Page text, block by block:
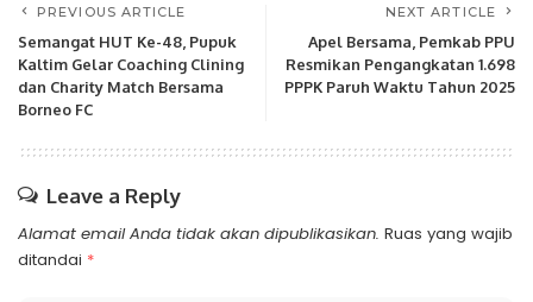
PREVIOUS ARTICLE
Semangat HUT Ke-48, Pupuk
Kaltim Gelar Coaching Clining
dan Charity Match Bersama
Borneo FC
NEXT ARTICLE
Apel Bersama, Pemkab PPU
Resmikan Pengangkatan 1.698
PPPK Paruh Waktu Tahun 2025
Leave a Reply
Alamat email Anda tidak akan dipublikasikan. Ruas yang wajib
ditandai *